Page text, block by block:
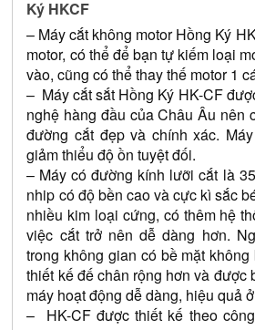
Ký HKCF
– Máy cắt không motor Hồng Ký
motor, có thể để bạn tự kiếm loại
vào, cũng có thể thay thế motor 1
–  Máy cắt sắt Hồng Ký HK-CF
nghệ hàng đầu của Châu Âu nên
đường cắt đẹp và chính xác.
giảm thiểu độ ồn tuyệt đối.
– Máy có đường kính lưỡi cắt là
nhip có độ bền cao và cực kì sắc
nhiều kim loại cứng, có thêm hệ
việc cắt trở nên dễ dàng hơn.
trong không gian có bề mặt
thiết kế đế chân rộng hơn và được
máy hoạt động dễ dàng, hiệu quả
–  HK-CF được thiết kế theo